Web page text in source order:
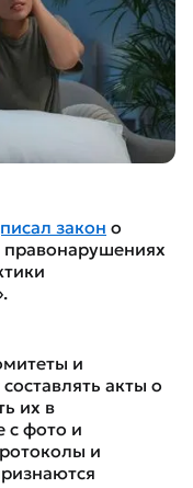
закон о
правонарушениях
и
акты о
их в
с фото и
и